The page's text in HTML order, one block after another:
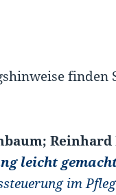
finden
Reinhard
leicht
im